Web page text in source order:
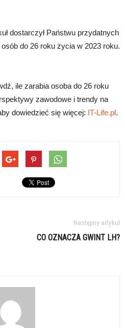
dostarczył Państwu przydatnych
do 26 roku życia w 2023 roku.
ile zarabia osoba do 26 roku
zawodowe i trendy na
dowiedzieć się więcej: IT-Life.pl.
Następny artykuł
CO OZNACZA GWINT LH?